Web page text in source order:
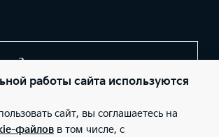
Заказать звонок
лица ООО «Молоток Авто» (Фактический
ул. Адмирала Нахимова, д. 76; Телефон: +7
работы сайта используются
сайт, вы соглашаетесь на
файлов в том числе, с